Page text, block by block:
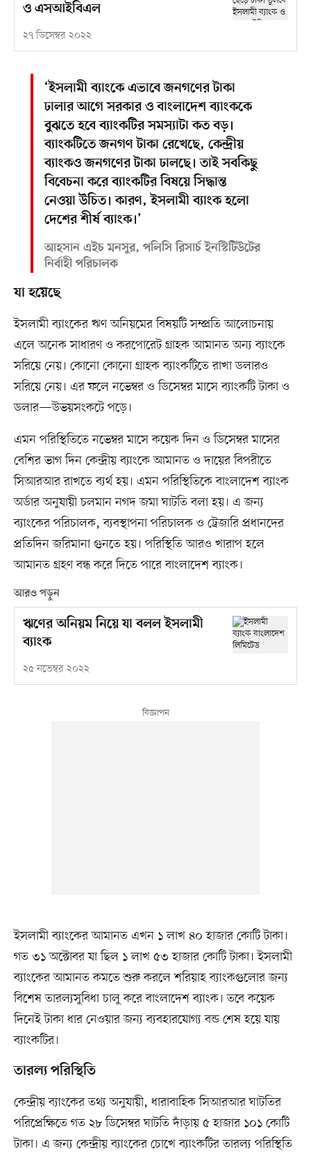
ও এসআইবিএল
২৭ ডিসেম্বর ২০২২
‘ইসলামী ব্যাংকে এভাবে জনগণের টাকা
ঢালার আগে সরকার ও বাংলাদেশ ব্যাংককে
বুঝতে হবে ব্যাংকটির সমস্যাটা কত বড়।
ব্যাংকটিতে জনগণ টাকা রেখেছে, কেন্দ্রীয়
ব্যাংকও জনগণের টাকা ঢালছে। তাই সবকিছু
বিবেচনা করে ব্যাংকটির বিষয়ে সিদ্ধান্ত
নেওয়া উচিত। কারণ, ইসলামী ব্যাংক হলো
দেশের শীর্ষ ব্যাংক।’
আহসান এইচ মনসুর, পলিসি রিসার্চ ইনস্টিটিউটের
নির্বাহী পরিচালক
যা হয়েছে
ইসলামী ব্যাংকের ঋণ অনিয়মের বিষয়টি সম্প্রতি আলোচনায়
এলে অনেক সাধারণ ও করপোরেট গ্রাহক আমানত অন্য ব্যাংকে
সরিয়ে নেয়। কোনো কোনো গ্রাহক ব্যাংকটিতে রাখা ডলারও
সরিয়ে নেয়। এর ফলে নভেম্বর ও ডিসেম্বর মাসে ব্যাংকটি টাকা ও
ডলার—উভয়সংকটে পড়ে।
এমন পরিস্থিতিতে নভেম্বর মাসে কয়েক দিন ও ডিসেম্বর মাসের
বেশির ভাগ দিন কেন্দ্রীয় ব্যাংকে আমানত ও দায়ের বিপরীতে
সিআরআর রাখতে ব্যর্থ হয়। এমন পরিস্থিতিকে বাংলাদেশ ব্যাংক
অর্ডার অনুযায়ী চলমান নগদ জমা ঘাটতি বলা হয়। এ জন্য
ব্যাংকের পরিচালক, ব্যবস্থাপনা পরিচালক ও ট্রেজারি প্রধানদের
প্রতিদিন জরিমানা গুনতে হয়। পরিস্থিতি আরও খারাপ হলে
আমানত গ্রহণ বন্ধ করে দিতে পারে বাংলাদেশ ব্যাংক।
আরও পড়ুন
ঋণের অনিয়ম নিয়ে যা বলল ইসলামী
ব্যাংক
২৫ নভেম্বর ২০২২
ইসলামী ব্যাংকের আমানত এখন ১ লাখ ৪০ হাজার কোটি টাকা।
গত ৩১ অক্টোবর যা ছিল ১ লাখ ৫৩ হাজার কোটি টাকা। ইসলামী
ব্যাংকের আমানত কমতে শুরু করলে শরিয়াহ ব্যাংকগুলোর জন্য
বিশেষ তারল্যসুবিধা চালু করে বাংলাদেশ ব্যাংক। তবে কয়েক
দিনেই টাকা ধার নেওয়ার জন্য ব্যবহারযোগ্য বন্ড শেষ হয়ে যায়
ব্যাংকটির।
তারল্য পরিস্থিতি
কেন্দ্রীয় ব্যাংকের তথ্য অনুযায়ী, ধারাবাহিক সিআরআর ঘাটতির
পরিপ্রেক্ষিতে গত ২৮ ডিসেম্বর ঘাটতি দাঁড়ায় ৫ হাজার ১০১ কোটি
টাকা। এ জন্য কেন্দ্রীয় ব্যাংকের চোখে ব্যাংকটির তারল্য পরিস্থিতি